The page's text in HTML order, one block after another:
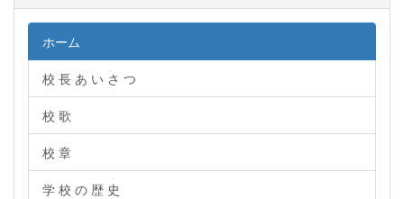
ホーム
校 長 あ い さ つ
校 歌
校 章
学 校 の 歴 史